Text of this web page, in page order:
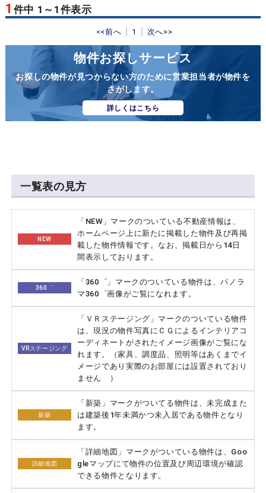
1 件中 1～1件表示
<<前へ 1 次へ>>
物件お探しサービス
お探しの物件が見つからない方のために営業担当者が物件を
さがします。
詳しくはこちら
一覧表の見方
NEW
「NEW」マークのついている不動産情報は、
ホームページ上に新たに掲載した物件及び再掲
載した物件情報です。なお、掲載日から14日
間表示しております。
360゜
「360゜」マークのついている物件は、パノラ
マ360゜画像がご覧になれます。
VRステージング
「ＶＲステージング」マークのついている物件
は、現況の物件写真にＣＧによるインテリアコ
ーディネートがされたイメージ画像がご覧にな
れます。（家具、調度品、照明等はあくまでイ
メージであり実際のお部屋には設置されており
ません ）
新築
「新築」マークがついてる物件は、未完成また
は建築後1年未満かつ未入居である物件となり
ます。
詳細地図
「詳細地図」マークがついている物件は、Goo
gleマップにて物件の位置及び周辺環境が確認
できる物件となります。